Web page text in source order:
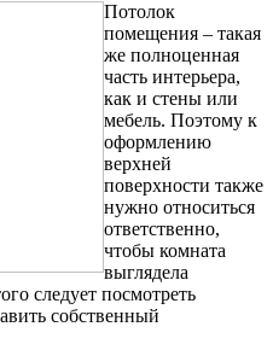
Потолок
помещения – такая
же полноценная
часть интерьера,
как и стены или
мебель. Поэтому к
оформлению
верхней
поверхности также
нужно относиться
ответственно,
чтобы комната
выглядела
следует посмотреть
собственный